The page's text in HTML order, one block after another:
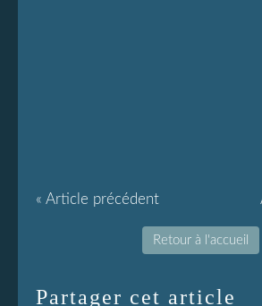
« Article précédent
Retour à l'accueil
Partager cet article